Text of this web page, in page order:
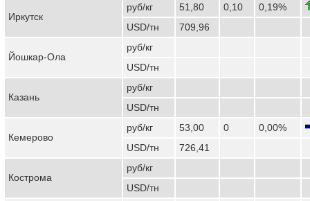
Иркутск
руб/кг 51,80 0,10
0,19%
USD/тн
709,96
Йошкар-Ола
руб/кг
USD/тн
Казань
руб/кг
USD/тн
Кемерово
руб/кг 53,00 0
0,00%
USD/тн
726,41
Кострома
руб/кг
USD/тн